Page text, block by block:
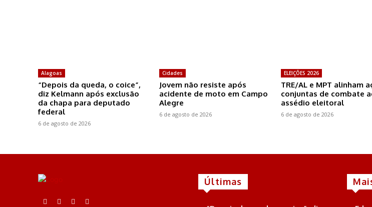
Alagoas
“Depois da queda, o coice”,
diz Kelmann após exclusão
da chapa para deputado
federal
6 de agosto de 2026
Cidades
Jovem não resiste após
acidente de moto em Campo
Alegre
6 de agosto de 2026
ELEIÇÕES 2026
TRE/AL e MPT alinham
conjuntas de combate
assédio eleitoral
6 de agosto de 2026
Últimas